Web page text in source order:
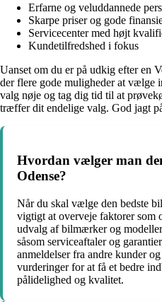
Erfarne og veluddannede
Skarpe priser og gode
Servicecenter med højt
Kundetilfredshed i fokus
Uanset om du er på udkig efter en
der flere gode muligheder at vælge
valg nøje og tag dig tid til at
træffer dit endelige valg. God jagt
Hvordan vælger man
Odense?
Når du skal vælge den bedste
vigtigt at overveje faktorer som
udvalg af bilmærker og
såsom serviceaftaler og
anmeldelser fra andre kunder
vurderinger for at få et bedre
pålidelighed og kvalitet.